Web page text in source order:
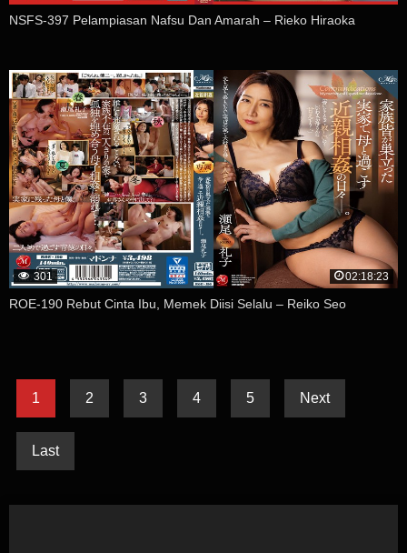
NSFS-397 Pelampiasan Nafsu Dan Amarah – Rieko Hiraoka
301 02:18:23
ROE-190 Rebut Cinta Ibu, Memek Diisi Selalu – Reiko Seo
1 2 3 4 5 Next
Last